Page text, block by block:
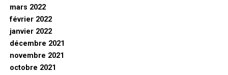
mars 2022
février 2022
janvier 2022
décembre 2021
novembre 2021
octobre 2021